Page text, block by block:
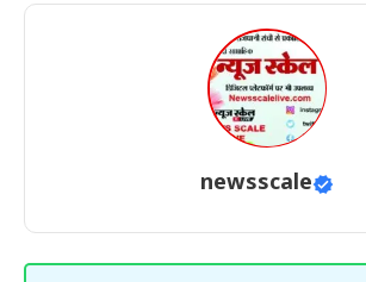
newsscale